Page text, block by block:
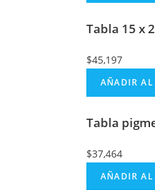
Tabla 15 x
$45,197
AÑADIR AL
Tabla
$37,464
AÑADIR AL